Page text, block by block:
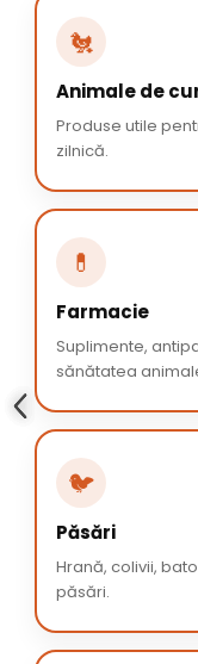
🐔
Animale de
Produse utile
zilnică.
💊
Farmacie
Suplimente,
sănătatea
🐦
Păsări
Hrană, colivii,
păsări.